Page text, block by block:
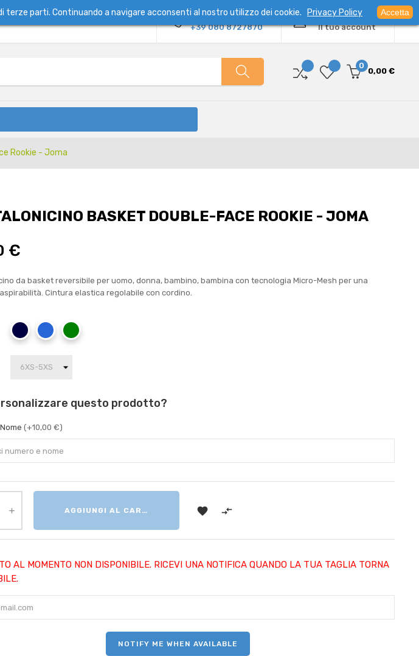
Benvenuto
Il tuo account
Contatto diretto:
+39 080 8727870
0
0,00 €
Rookie - Joma
BASKET DOUBLE-FACE ROOKIE - JOMA
€
da basket reversibile per uomo, donna, bambino, bambina con tecnologia Micro-Mesh per una
Cintura elastica regolabile con cordino.
questo prodotto?
(+10,00 €)
AGGIUNGI AL CARRELLO  
AL MOMENTO NON DISPONIBILE. RICEVI UNA NOTIFICA QUANDO LA TUA TAGLIA TORNA
NOTIFY ME WHEN AVAILABLE
parti. Continuando a navigare acconsenti al nostro utilizzo dei cookie. Privacy Policy Accetta